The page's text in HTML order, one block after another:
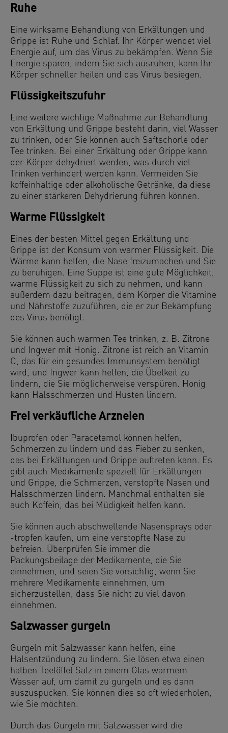
Ruhe
Eine wirksame Behandlung von Erkältungen und
Grippe ist Ruhe und Schlaf. Ihr Körper wendet viel
Energie auf, um das Virus zu bekämpfen. Wenn Sie
Energie sparen, indem Sie sich ausruhen, kann Ihr
Körper schneller heilen und das Virus besiegen.
Flüssigkeitszufuhr
Eine weitere wichtige Maßnahme zur Behandlung
von Erkältung und Grippe besteht darin, viel Wasser
zu trinken, oder Sie können auch Saftschorle oder
Tee trinken. Bei einer Erkältung oder Grippe kann
der Körper dehydriert werden, was durch viel
Trinken verhindert werden kann. Vermeiden Sie
koffeinhaltige oder alkoholische Getränke, da diese
zu einer stärkeren Dehydrierung führen können.
Warme Flüssigkeit
Eines der besten Mittel gegen Erkältung und
Grippe ist der Konsum von warmer Flüssigkeit. Die
Wärme kann helfen, die Nase freizumachen und Sie
zu beruhigen. Eine Suppe ist eine gute Möglichkeit,
warme Flüssigkeit zu sich zu nehmen, und kann
außerdem dazu beitragen, dem Körper die Vitamine
und Nährstoffe zuzuführen, die er zur Bekämpfung
des Virus benötigt.
Sie können auch warmen Tee trinken, z. B. Zitrone
und Ingwer mit Honig. Zitrone ist reich an Vitamin
C, das für ein gesundes Immunsystem benötigt
wird, und Ingwer kann helfen, die Übelkeit zu
lindern, die Sie möglicherweise verspüren. Honig
kann Halsschmerzen und Husten lindern.
Frei verkäufliche Arzneien
Ibuprofen oder Paracetamol können helfen,
Schmerzen zu lindern und das Fieber zu senken,
das bei Erkältungen und Grippe auftreten kann. Es
gibt auch Medikamente speziell für Erkältungen
und Grippe, die Schmerzen, verstopfte Nasen und
Halsschmerzen lindern. Manchmal enthalten sie
auch Koffein, das bei Müdigkeit helfen kann.
Sie können auch abschwellende Nasensprays oder
-tropfen kaufen, um eine verstopfte Nase zu
befreien. Überprüfen Sie immer die
Packungsbeilage der Medikamente, die Sie
einnehmen, und seien Sie vorsichtig, wenn Sie
mehrere Medikamente einnehmen, um
sicherzustellen, dass Sie nicht zu viel davon
einnehmen.
Salzwasser gurgeln
Gurgeln mit Salzwasser kann helfen, eine
Halsentzündung zu lindern. Sie lösen etwa einen
halben Teelöffel Salz in einem Glas warmem
Wasser auf, um damit zu gurgeln und es dann
auszuspucken. Sie können dies so oft wiederholen,
wie Sie möchten.
Durch das Gurgeln mit Salzwasser wird die